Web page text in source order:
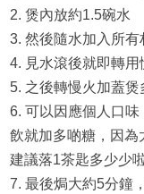
2. 煲內放約1.5碗水
3. 然後隨水加入所有
4. 見水滾後就即轉用
5. 之後轉慢火加蓋煲
6. 可以因應個人口
飲就加多啲糖，因為
建議落1茶匙多少少啦
7. 最後焗大約5分鐘